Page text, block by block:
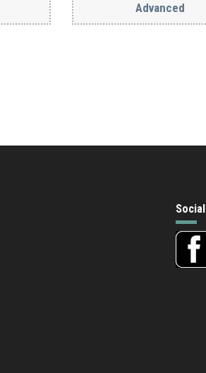
Advanced
Social